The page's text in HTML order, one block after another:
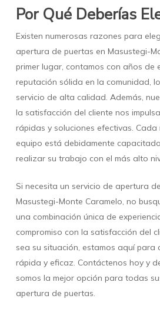
Por Qué Deberías
Existen numerosas razones para
apertura de puertas en Masustegi-
primer lugar, contamos con años de
reputación sólida en la comunidad,
servicio de alta calidad. Además,
la satisfacción del cliente nos
rápidas y soluciones efectivas. Cada
equipo está debidamente
realizar su trabajo con el más alto
Si necesita un servicio de apertura
Masustegi-Monte Caramelo, no
una combinación única de
compromiso con la satisfacción del
sea su situación, estamos aquí para
rápida y eficaz. Contáctenos hoy y
somos la mejor opción para todas
apertura de puertas.